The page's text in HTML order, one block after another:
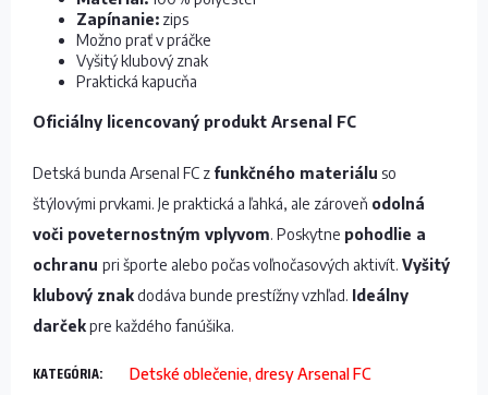
Zapínanie: zips
Možno prať v práčke
Vyšitý klubový znak
Praktická kapucňa
Oficiálny licencovaný produkt Arsenal FC
Detská bunda Arsenal FC z funkčného materiálu so
štýlovými prvkami. Je praktická a ľahká, ale zároveň odolná
voči poveternostným vplyvom. Poskytne pohodlie a
ochranu pri športe alebo počas voľnočasových aktivít. Vyšitý
klubový znakdodáva bunde prestížny vzhľad. Ideálny
darčekpre každého fanúšika.
KATEGÓRIA: Detské oblečenie, dresy Arsenal FC